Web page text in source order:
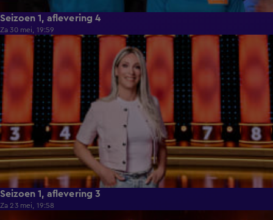
Seizoen 1, aflevering 4
Za 30 mei, 19:59
1:02:10
Seizoen 1, aflevering 3
Za 23 mei, 19:58